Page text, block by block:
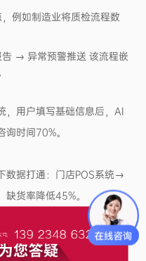
例如制造业将质检流程数
→ 异常预警推送 该流程嵌
，用户填写基础信息后，AI
时间70%。
数据打通：门店POS系统→
货率降低45%。